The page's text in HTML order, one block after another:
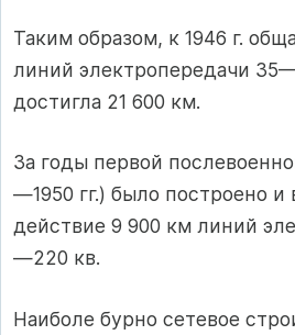
Таким образом, к 1946 г.
линий электропередачи
достигла 21 600 км.
За годы первой
—1950 гг.) было построено и
действие 9 900 км линий
—220 кв.
Наиболе бурно сетевое